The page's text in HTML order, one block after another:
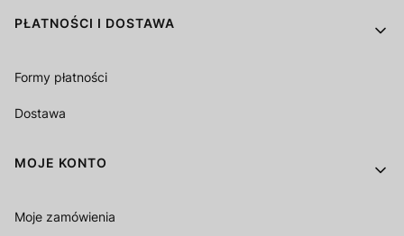
PŁATNOŚCI I DOSTAWA
Formy płatności
Dostawa
MOJE KONTO
Moje zamówienia